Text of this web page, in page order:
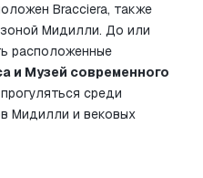
Bracciera, также
Мидилли. До или
расположенные
и Музей современного
среди
Мидилли и вековых